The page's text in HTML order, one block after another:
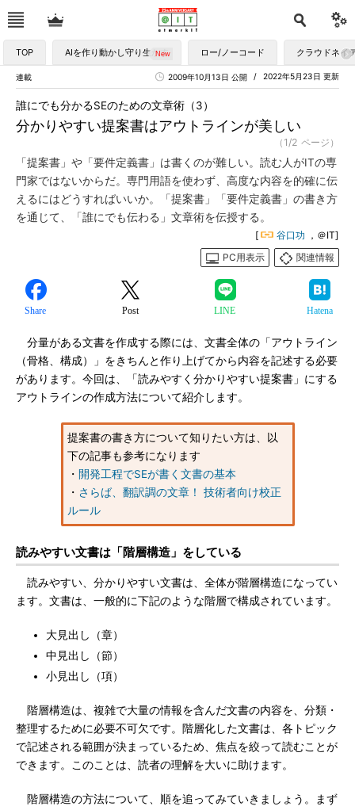
TOP AIを作り動かし守り生かす ロー/ノーコード クラウドネイ
連載 2022年5月23日 更新
2009年10月13日 公開
分かりやすい提案書はアウトラインが美しい
誰にでも分かるSEのための文章術（3）
（1/2 ページ）
「提案書」や「要件定義書」は書くのが難しい。読む人がITの専
門家ではないからだ。専門用語を使わず、高度な内容を的確に伝
えるにはどうすればいいか。「提案書」「要件定義書」の書き方
を通じて、「誰にでも伝わる」文章術を伝授する。
[ 谷口功 ，＠IT]
PC用表示
関連情報
Share Post LINE Hatena
分量がある文書を作成する際には、文書全体の「アウトライン
（骨格、構成）」をきちんと作り上げてから内容を記述する必要
があります。今回は、「読みやすく分かりやすい提案書」にする
アウトラインの作成方法について紹介します。
提案書の書き方について知りたい方は、以
下の記事も参考になります
・ 開発工程でSEが書く文書の基本
・ さらば、翻訳調の文章！ 技術者向け校正
ルール
読みやすい文書は「階層構造」をしている
読みやすい、分かりやすい文書は、全体が階層構造になってい
ます。文書は、一般的に下記のような階層で構成されています。
大見出し（章）
中見出し（節）
小見出し（項）
階層構造は、複雑で大量の情報を含んだ文書の内容を、分類・
整理するために必要不可欠です。階層化した文書は、各トピック
で記述される範囲が決まっているため、焦点を絞って読むことが
できます。このことは、読者の理解を大いに助けます。
階層構造の方法について、順を追ってみていきましょう。まず